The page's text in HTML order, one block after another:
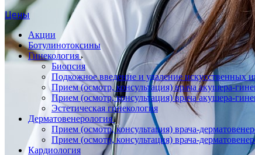
Цены
Акции
Ботулинотоксины
Гинекология
Биопсия
Подкожное введение и удаление искусственных
Прием (осмотр, консультация) врача акушера-
Прием (осмотр, консультация) врача акушера-
Эстетическая гинекология
Дерматовенерология
Прием (осмотр, консультация) врача-
Прием (осмотр, консультация) врача-
Кардиология